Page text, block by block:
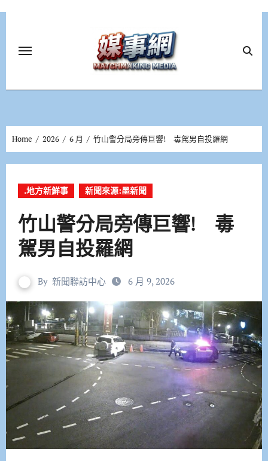
Home 2026 6 月 竹山警分局旁傳巨響! 毒駕男自投羅網
.地方新鮮事 新聞來源:墨新聞
竹山警分局旁傳巨響! 毒
駕男自投羅網
By 新聞聯訪中心 6 月 9, 2026